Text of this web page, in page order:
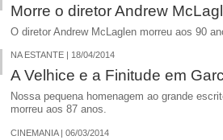
Morre o diretor Andrew
O diretor Andrew McLaglen morreu aos 90
NA ESTANTE | 18/04/2014
A Velhice e a Finitude em
Nossa pequena homenagem ao grande
morreu aos 87 anos.
CINEMANIA | 06/03/2014